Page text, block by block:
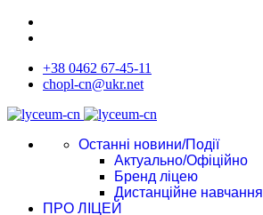
+38 0462 67-45-11
chopl-cn@ukr.net
Останні новини/Події
Актуально/Офіційно
Бренд ліцею
Дистанційне навчання
ПРО ЛІЦЕЙ